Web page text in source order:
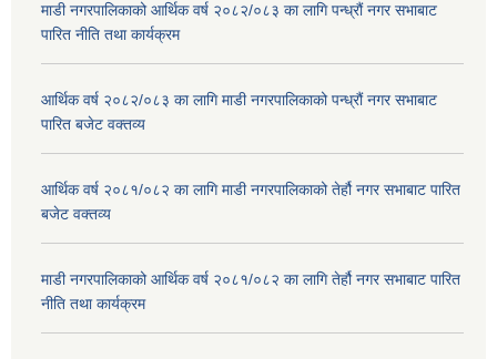
माडी नगरपालिकाको आर्थिक वर्ष २०८२/०८३ का लागि पन्ध्रौं नगर सभाबाट
पारित नीति तथा कार्यक्रम
आर्थिक वर्ष २०८२/०८३ का लागि माडी नगरपालिकाको पन्ध्रौं नगर सभाबाट
पारित बजेट वक्तव्य
आर्थिक वर्ष २०८१/०८२ का लागि माडी नगरपालिकाको तेर्हौ नगर सभाबाट पारित
बजेट वक्तव्य
माडी नगरपालिकाको आर्थिक वर्ष २०८१/०८२ का लागि तेर्हौ नगर सभाबाट पारित
नीति तथा कार्यक्रम